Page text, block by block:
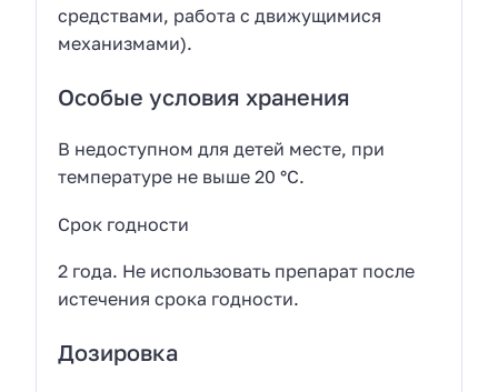
средствами, работа с движущимися
механизмами).
Особые условия хранения
В недоступном для детей месте, при
температуре не выше 20 °С.
Срок годности
2 года. Не использовать препарат после
истечения срока годности.
Дозировка